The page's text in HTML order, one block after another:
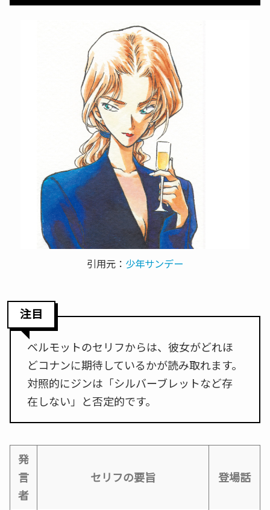
引用元： 少年サンデー
注目
ベルモットのセリフからは、彼女がどれほ
どコナンに期待しているかが読み取れます。
対照的にジンは「シルバーブレットなど存
在しない」と否定的です。
発
言
者
セリフの要旨 登場話